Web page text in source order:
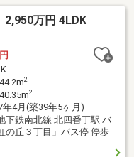
付けられています。・
配もいりません。・エ
ります。・インナーバル
車場》・セカンドカー
有り。（車種により制限
2,950万円 4LDK
2
2
年4月(築39年5ヶ月)
下鉄南北線 北四番丁駅 バ
の丘３丁目」バス停 停歩